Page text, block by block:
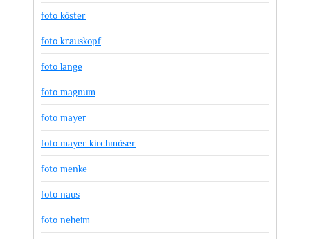
foto köster
foto krauskopf
foto lange
foto magnum
foto mayer
foto mayer kirchmöser
foto menke
foto naus
foto neheim